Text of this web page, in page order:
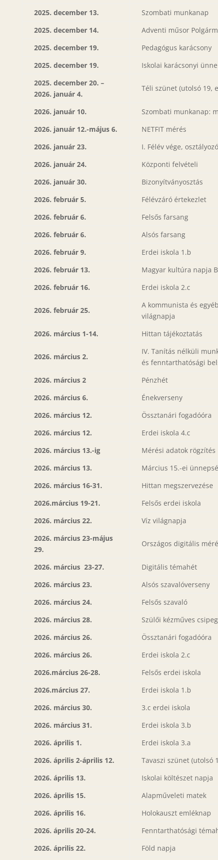
2025. december 13.
Szombati munkanap
2025. december 14.
Adventi műsor
2025. december 19.
Pedagógus karácsony
2025. december 19.
Iskolai karácsonyi
2025. december 20. –
2026. január 4.
Téli szünet (utolsó 19,
2026. január 10.
Szombati munkanap:
2026. január 12.-május 6.
NETFIT mérés
2026. január 23.
I. Félév vége,
2026. január 24.
Központi felvételi
2026. január 30.
Bizonyítványosztás
2026. február 5.
Félévzáró értekezlet
2026. február 6.
Felsős farsang
2026. február 6.
Alsós farsang
2026. február 9.
Erdei iskola 1.b
2026. február 13.
Magyar kultúra napja
2026. február 16.
Erdei iskola 2.c
2026. február 25.
A kommunista és
világnapja
2026. március 1-14.
Hittan tájékoztatás
2026. március 2.
IV. Tanítás nélküli
és fenntarthatósági
2026. március 2
Pénzhét
2026. március 6.
Énekverseny
2026. március 12.
Össztanári fogadóóra
2026. március 12.
Erdei iskola 4.c
2026. március 13.-ig
Mérési adatok rögzítés
2026. március 13.
Március 15.-ei
2026. március 16-31.
Hittan megszervezése
2026.március 19-21.
Felsős erdei iskola
2026. március 22.
Víz világnapja
2026. március 23-május
29.
Országos digitális
2026. március 23-27.
Digitális témahét
2026. március 23.
Alsós szavalóverseny
2026. március 24.
Felsős szavaló
2026. március 28.
Szülői kézműves
2026. március 26.
Össztanári fogadóóra
2026. március 26.
Erdei iskola 2.c
2026.március 26-28.
Felsős erdei iskola
2026.március 27.
Erdei iskola 1.b
2026. március 30.
3.c erdei iskola
2026. március 31.
Erdei iskola 3.b
2026. április 1.
Erdei iskola 3.a
2026. április 2-április 12.
Tavaszi szünet (utolsó
2026. április 13.
Iskolai költészet napja
2026. április 15.
Alapműveleti matek
2026. április 16.
Holokauszt emléknap
2026. április 20-24.
Fenntarthatósági
2026. április 22.
Föld napja